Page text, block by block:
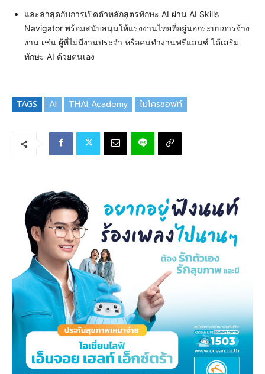
และล่าสุดกับการเปิดตัวหลักสูตรทักษะ AI ผ่าน AI Skills
Navigator พร้อมสนับสนุนให้แรงงานไทยที่อยู่นอกระบบการจ้าง
งาน เช่น ผู้ที่ไม่มีงานประจำ หรือคนทำงานฟรีแลนซ์ ได้เสริม
ทักษะ AI ด้วยตนเอง
TAGS AI THAI Academy ไมโครซอฟท์